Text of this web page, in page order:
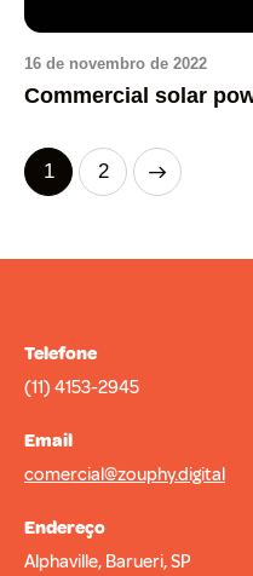
16 de novembro de 2022
Commercial solar
1 2
Telefone
(11) 4153-2945
Email
comercial@zouphy.digital
Endereço
Alphaville, Barueri, SP